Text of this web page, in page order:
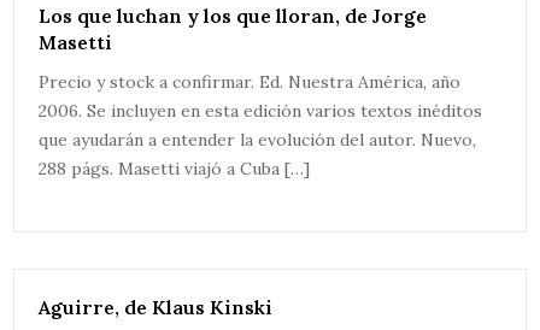
Los que luchan y los que lloran, de Jorge
Masetti
Precio y stock a confirmar. Ed. Nuestra América, año
2006. Se incluyen en esta edición varios textos inéditos
que ayudarán a entender la evolución del autor. Nuevo,
288 págs. Masetti viajó a Cuba […]
Aguirre, de Klaus Kinski